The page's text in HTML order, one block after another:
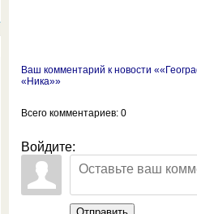
Ваш комментарий к новости
«Ника»»
Всего комментариев: 0
Войдите: